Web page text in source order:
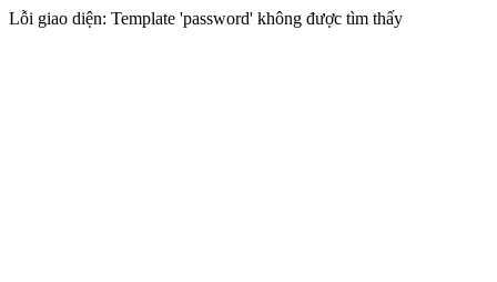
Lỗi giao diện: Template 'password' không được tìm thấy